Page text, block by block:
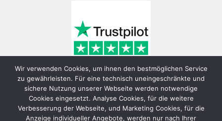
Wir verwenden Cookies, um ihnen den bestmöglichen Service
zu gewährleisten. Für eine technisch uneingeschränkte und
sichere Nutzung unserer Webseite werden notwendige
Cookies eingesetzt. Analyse Cookies, für die weitere
Verbesserung der Webseite, und Marketing Cookies, für die
Anzeige individueller Angebote, werden nur nach Ihrer